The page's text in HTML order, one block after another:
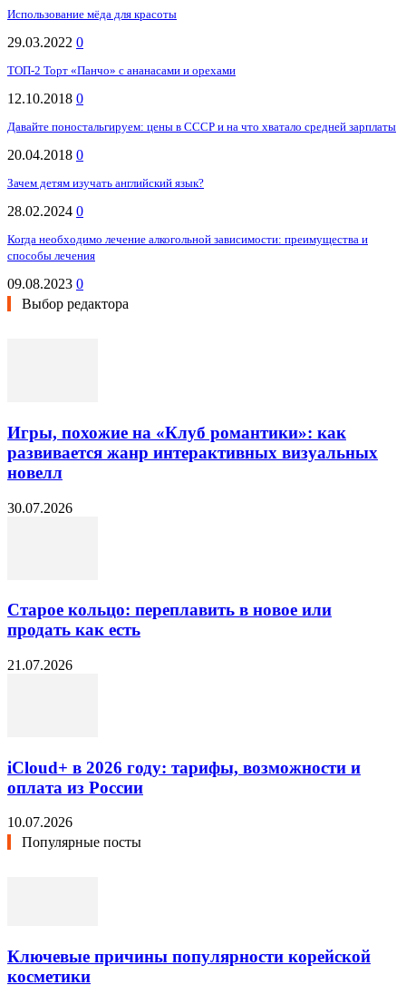
Использование мёда для красоты
29.03.2022 0
ТОП-2 Торт «Панчо» с ананасами и орехами
12.10.2018 0
Давайте поностальгируем: цены в СССР и на что хватало средней зарплаты
20.04.2018 0
Зачем детям изучать английский язык?
28.02.2024 0
Когда необходимо лечение алкогольной зависимости: преимущества и
способы лечения
09.08.2023 0
Выбор редактора
Игры, похожие на «Клуб романтики»: как
развивается жанр интерактивных визуальных
новелл
30.07.2026
Старое кольцо: переплавить в новое или
продать как есть
21.07.2026
iCloud+ в 2026 году: тарифы, возможности и
оплата из России
10.07.2026
Популярные посты
Ключевые причины популярности корейской
косметики